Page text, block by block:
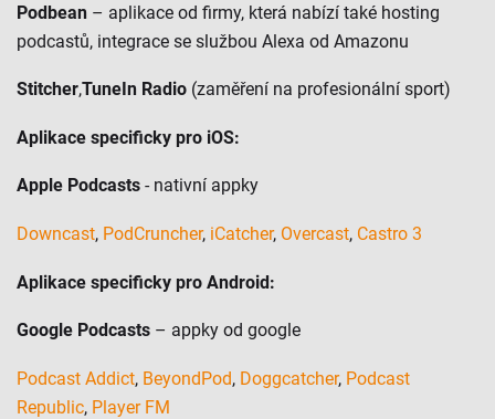
Podbean – aplikace od firmy, která nabízí také hosting
podcastů, integrace se službou Alexa od Amazonu
Stitcher,TuneIn Radio (zaměření na profesionální sport)
Aplikace specificky pro iOS:
Apple Podcasts - nativní appky
Downcast, PodCruncher, iCatcher, Overcast, Castro 3
Aplikace specificky pro Android:
Google Podcasts – appky od google
Podcast Addict, BeyondPod, Doggcatcher, Podcast
Republic, Player FM